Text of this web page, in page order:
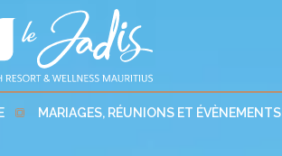
MARIAGES, RÉUNIONS ET ÉVÈNEMENTS